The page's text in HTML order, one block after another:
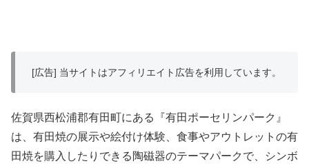
[広告] 当サイトはアフィリエイト広告を利用しています。
佐賀県西松浦郡有田町にある『有田ポーセリンパーク』
は、有田焼の展示や絵付け体験、食事やアウトレットの有
田焼を購入したりできる陶磁器のテーマパークで、シンボ